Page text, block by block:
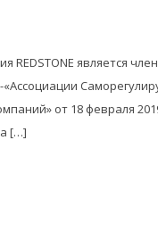
является
от 18 февраля
[…]